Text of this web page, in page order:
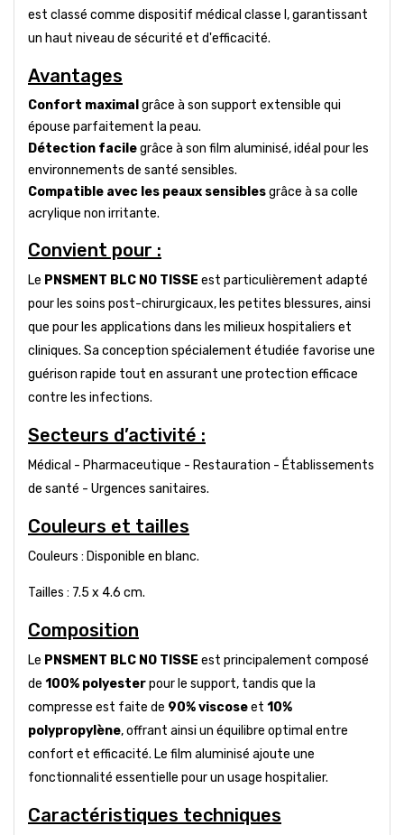
est classé comme dispositif médical classe I, garantissant
un haut niveau de sécurité et d'efficacité.
Avantages
Confort maximal grâce à son support extensible qui
épouse parfaitement la peau.
Détection facilegrâce à son film aluminisé, idéal pour les
environnements de santé sensibles.
Compatible avec les peaux sensiblesgrâce à sa colle
acrylique non irritante.
Convient pour :
Le PNSMENT BLC NO TISSE est particulièrement adapté
pour les soins post-chirurgicaux, les petites blessures, ainsi
que pour les applications dans les milieux hospitaliers et
cliniques. Sa conception spécialement étudiée favorise une
guérison rapide tout en assurant une protection efficace
contre les infections.
Secteurs d’activité :
Médical - Pharmaceutique - Restauration - Établissements
de santé - Urgences sanitaires.
Couleurs et tailles
Couleurs : Disponible en blanc.
Tailles : 7.5 x 4.6 cm.
Composition
Le PNSMENT BLC NO TISSE est principalement composé
de 100% polyesterpour le support, tandis que la
compresse est faite de 90% viscoseet 10%
polypropylène, offrant ainsi un équilibre optimal entre
confort et efficacité. Le film aluminisé ajoute une
fonctionnalité essentielle pour un usage hospitalier.
Caractéristiques techniques